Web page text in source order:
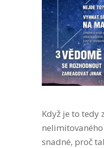
Když je to tedy
snadné, proč